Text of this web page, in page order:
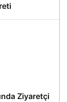
Ziyaretçi